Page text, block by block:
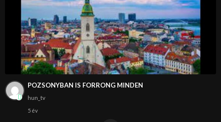
POZSONYBAN IS FORRONG MINDEN
hun_tv
5 év